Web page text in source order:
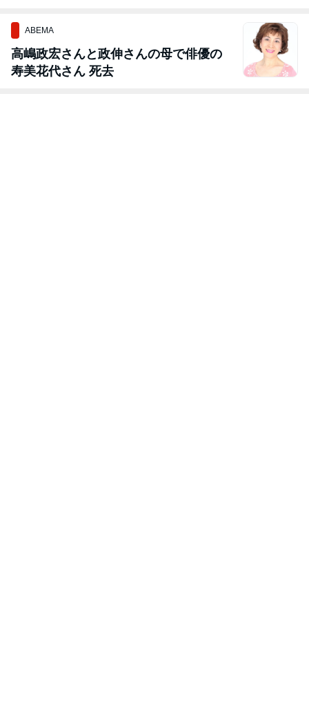
ABEMA
高嶋政宏さんと政伸さんの母で俳優の
寿美花代さん 死去